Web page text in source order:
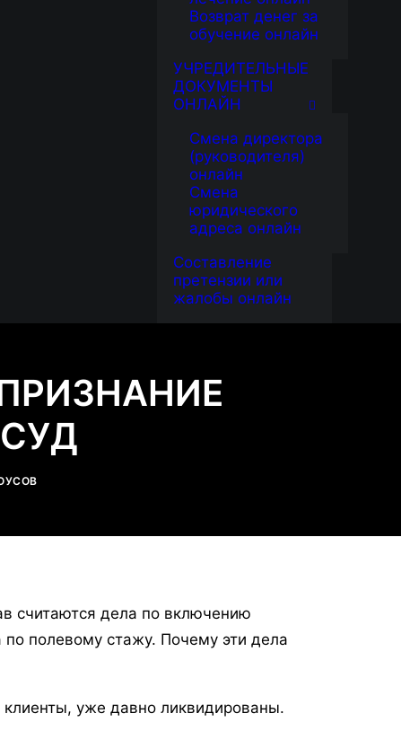
Возврат денег за
обучение онлайн
УЧРЕДИТЕЛЬНЫЕ
ДОКУМЕНТЫ
ОНЛАЙН
Смена директора
(руководителя)
онлайн
Смена
юридического
адреса онлайн
Составление
претензии или
жалобы онлайн
считаются дела по включению
полевому стажу. Почему эти дела
уже давно ликвидированы.